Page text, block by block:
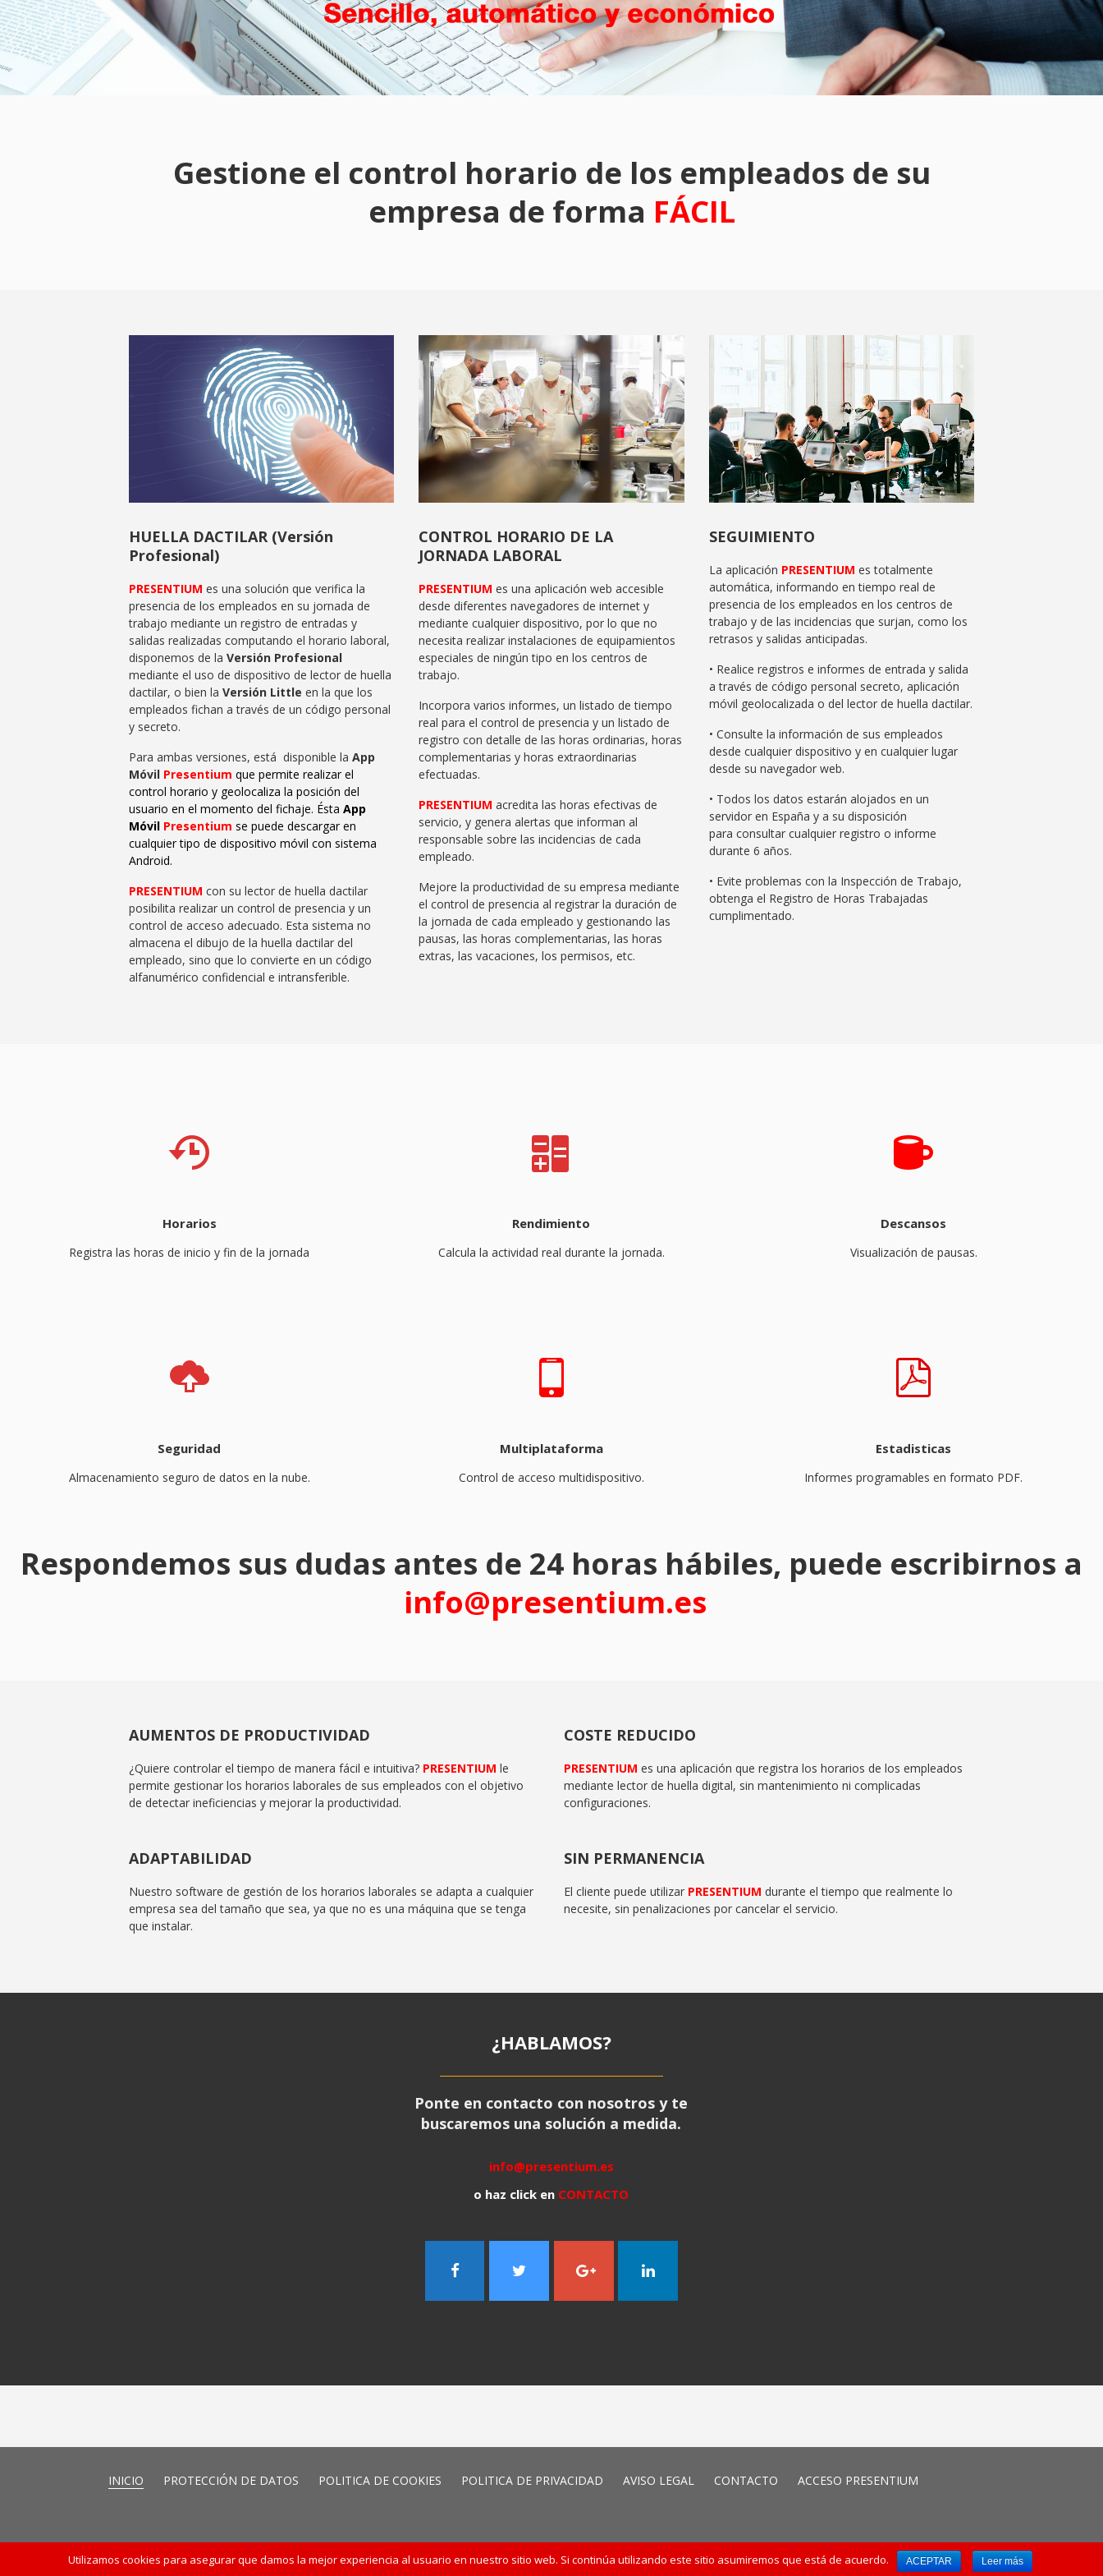
Gestione el control horario de los empleados de su
empresa de forma FÁCIL
HUELLA DACTILAR (Versión
Profesional)
PRESENTIUM es una solución que verifica la
presencia de los empleados en su jornada de
trabajo mediante un registro de entradas y
salidas realizadas computando el horario laboral,
disponemos de la Versión Profesional
mediante el uso de dispositivo de lector de huella
dactilar, o bien la Versión Little en la que los
empleados fichan a través de un código personal
y secreto.
Para ambas versiones, está disponible la App
Móvil Presentium que permite realizar el
control horario y geolocaliza la posición del
usuario en el momento del fichaje. Ésta App
Móvil Presentium se puede descargar en
cualquier tipo de dispositivo móvil con sistema
Android.
PRESENTIUM con su lector de huella dactilar
posibilita realizar un control de presencia y un
control de acceso adecuado. Esta sistema no
almacena el dibujo de la huella dactilar del
empleado, sino que lo convierte en un código
alfanumérico confidencial e intransferible.
CONTROL HORARIO DE LA
JORNADA LABORAL
PRESENTIUM es una aplicación web accesible
desde diferentes navegadores de internet y
mediante cualquier dispositivo, por lo que no
necesita realizar instalaciones de equipamientos
especiales de ningún tipo en los centros de
trabajo.
Incorpora varios informes, un listado de tiempo
real para el control de presencia y un listado de
registro con detalle de las horas ordinarias, horas
complementarias y horas extraordinarias
efectuadas.
PRESENTIUM acredita las horas efectivas de
servicio, y genera alertas que informan al
responsable sobre las incidencias de cada
empleado.
Mejore la productividad de su empresa mediante
el control de presencia al registrar la duración de
la jornada de cada empleado y gestionando las
pausas, las horas complementarias, las horas
extras, las vacaciones, los permisos, etc.
SEGUIMIENTO
La aplicación PRESENTIUM es totalmente
automática, informando en tiempo real de
presencia de los empleados en los centros de
trabajo y de las incidencias que surjan, como los
retrasos y salidas anticipadas.
• Realice registros e informes de entrada y salida
a través de código personal secreto, aplicación
móvil geolocalizada o del lector de huella dactilar.
• Consulte la información de sus empleados
desde cualquier dispositivo y en cualquier lugar
desde su navegador web.
• Todos los datos estarán alojados en un
servidor en España y a su disposición
para consultar cualquier registro o informe
durante 6 años.
• Evite problemas con la Inspección de Trabajo,
obtenga el Registro de Horas Trabajadas
cumplimentado.
Horarios
Registra las horas de inicio y fin de la jornada
Rendimiento
Calcula la actividad real durante la jornada.
Descansos
Visualización de pausas.
Seguridad
Almacenamiento seguro de datos en la nube.
Multiplataforma
Control de acceso multidispositivo.
Estadisticas
Informes programables en formato PDF.
Respondemos sus dudas antes de 24 horas hábiles, puede escribirnos a
info@presentium.es
AUMENTOS DE PRODUCTIVIDAD
¿Quiere controlar el tiempo de manera fácil e intuitiva? PRESENTIUM le
permite gestionar los horarios laborales de sus empleados con el objetivo
de detectar ineficiencias y mejorar la productividad.
ADAPTABILIDAD
Nuestro software de gestión de los horarios laborales se adapta a cualquier
empresa sea del tamaño que sea, ya que no es una máquina que se tenga
que instalar.
COSTE REDUCIDO
PRESENTIUM es una aplicación que registra los horarios de los empleados
mediante lector de huella digital, sin mantenimiento ni complicadas
configuraciones.
SIN PERMANENCIA
El cliente puede utilizar PRESENTIUM durante el tiempo que realmente lo
necesite, sin penalizaciones por cancelar el servicio.
¿HABLAMOS?
Ponte en contacto con nosotros y te
buscaremos una solución a medida.
info@presentium.es
o haz click en CONTACTO
INICIO PROTECCIÓN DE DATOS POLITICA DE COOKIES POLITICA DE PRIVACIDAD AVISO LEGAL CONTACTO ACCESO PRESENTIUM
© 2017 Presentium
Utilizamos cookies para asegurar que damos la mejor experiencia al usuario en nuestro sitio web. Si continúa utilizando este sitio asumiremos que está de acuerdo. ACEPTAR Leer más